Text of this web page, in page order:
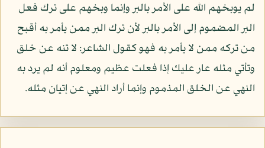
لم يوبخهم الله على الأمر بالبر وإنما وبخهم على ترك فعل
البر المضموم إلى الأمر بالبر لأن ترك البر ممن يأمر به أقبح
من تركه ممن لا يأمر به فهو كقول الشاعر: لا تنه عن خلق
وتأتي مثله عار عليك إذا فعلت عظيم ومعلوم أنه لم يرد به
النهي عن الخلق المذموم وإنما أراد النهي عن إتيان مثله.